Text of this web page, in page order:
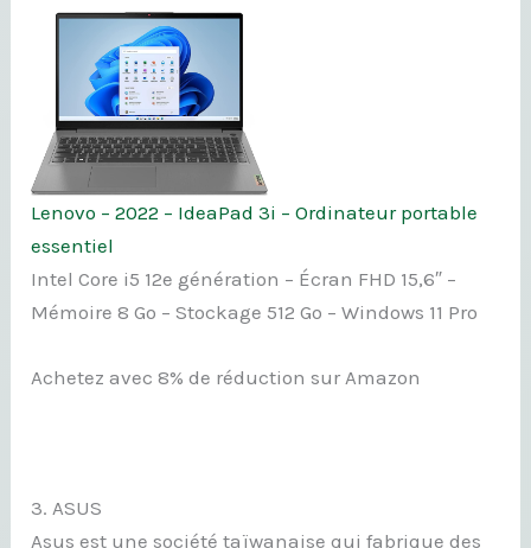
Lenovo – 2022 – IdeaPad 3i – Ordinateur portable
essentiel
Intel Core i5 12e génération – Écran FHD 15,6″ –
Mémoire 8 Go – Stockage 512 Go – Windows 11 Pro
Achetez avec 8% de réduction sur Amazon
3. ASUS
Asus est une société taïwanaise qui fabrique des